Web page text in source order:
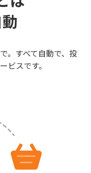
。すべて自動で、投
ビスです。